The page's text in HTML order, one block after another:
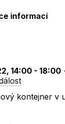
informací
14:00 - 18:00
kontejner v